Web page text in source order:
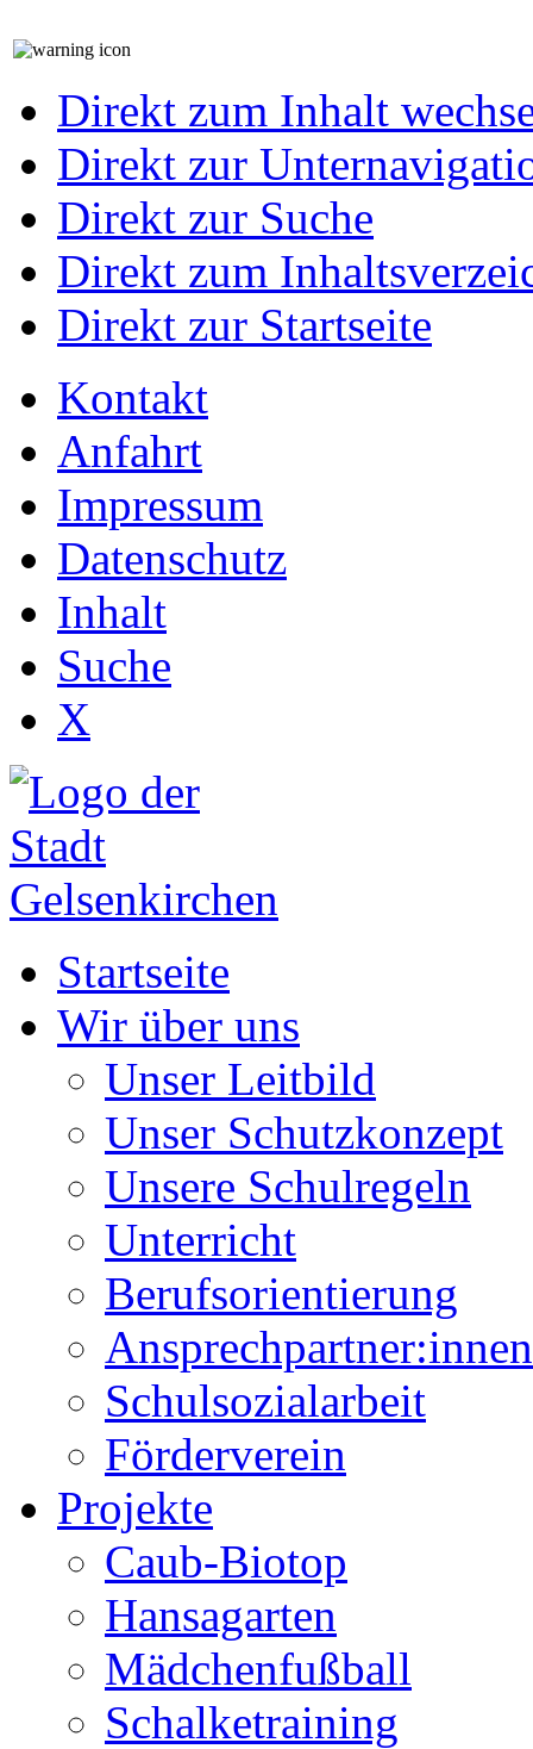
Direkt zum Inhalt
Direkt zur
Direkt zur Suche
Direkt zum
Direkt zur Startseite
Kontakt
Anfahrt
Impressum
Datenschutz
Inhalt
Suche
X
Startseite
Wir über uns
Unser Leitbild
Unser Schutzkonzept
Unsere Schulregeln
Unterricht
Berufsorientierung
Ansprechpartner:innen
Schulsozialarbeit
Förderverein
Projekte
Caub-Biotop
Hansagarten
Mädchenfußball
Schalketraining